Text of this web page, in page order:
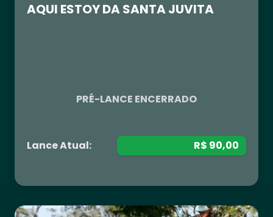
AQUI ESTOY DA SANTA JUVITA
PRÉ-LANCE ENCERRADO
Lance Atual: R$ 90,00